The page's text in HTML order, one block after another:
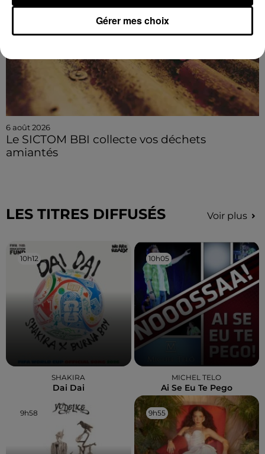
6 août 2026
Le SICTOM BBI collecte vos déchets
amiantés
LES TITRES DIFFUSÉS Voir plus
10h12
10h12
SHAKIRA
Dai Dai
10h05
10h05
MICHEL TELO
Ai Se Eu Te Pego
9h58
9h58 9h55
9h55
Gérer mes choix